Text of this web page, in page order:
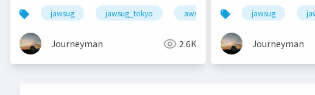
jawsug jawsug_tokyo awscommunitybuilder
Journeyman 2.6K
jawsug
Journeyman